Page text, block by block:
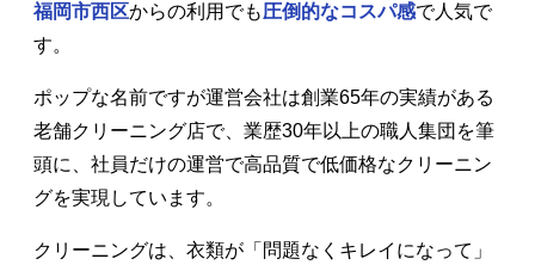
福岡市西区からの利用でも圧倒的なコスパ感で人気で
す。
ポップな名前ですが運営会社は創業65年の実績がある
老舗クリーニング店で、業歴30年以上の職人集団を筆
頭に、社員だけの運営で高品質で低価格なクリーニン
グを実現しています。
クリーニングは、衣類が「問題なくキレイになって」